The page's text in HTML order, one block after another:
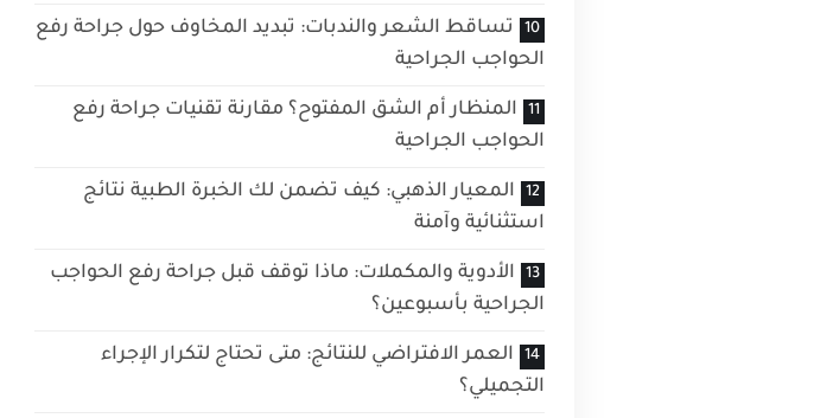
تساقط الشعر والندبات: تبديد المخاوف حول جراحة رفع
الحواجب الجراحية
المنظار أم الشق المفتوح؟ مقارنة تقنيات جراحة رفع
الحواجب الجراحية
المعيار الذهبي: كيف تضمن لك الخبرة الطبية نتائج
استثنائية وآمنة
الأدوية والمكملات: ماذا توقف قبل جراحة رفع الحواجب
الجراحية بأسبوعين؟
العمر الافتراضي للنتائج: متى تحتاج لتكرار الإجراء
التجميلي؟